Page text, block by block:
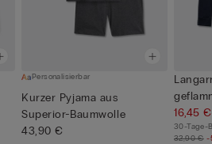
Personalisierbar
Kurzer Pyjama aus
Superior-Baumwolle
43,90 €
16,45 €
30-Tage-
32,90 € -